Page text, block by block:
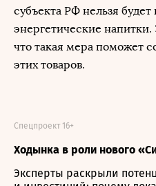
субъекта РФ нельзя будет
энергетические
что такая мера поможет
этих товаров.
Ходынка в роли нового
Спецпроект 16+
Эксперты раскрыли